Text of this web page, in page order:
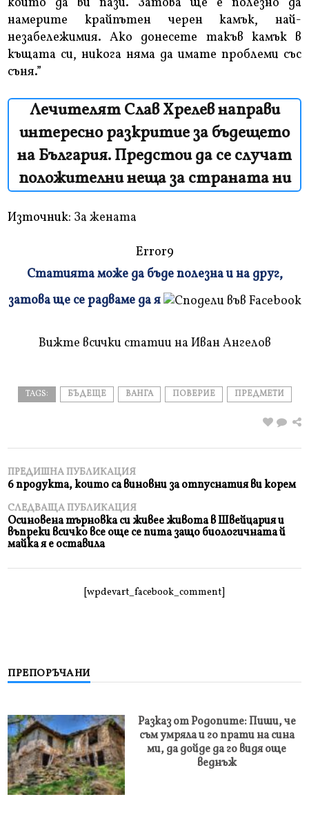
намерите крайпътен черен камък, най-
незабележимия. Ако донесете такъв камък в
къщата си, никога няма да имате проблеми със
съня.”
Лечителят Слав Хрелев направи
интересно разкритие за бъдещето
на България. Предстои да се случат
положителни неща за страната ни
Източник: За жената
Error9
и
Статията може да бъде полезна и на друг,
затова ще се радваме да я
Вижте всички статии на Иван Ангелов
TAGS: БЪДЕЩЕ ВАНГА ПОВЕРИЕ ПРЕДМЕТИ
ПРЕДИШНА ПУБЛИКАЦИЯ
6 продукта, които са виновни за отпуснатия ви корем
СЛЕДВАЩА ПУБЛИКАЦИЯ
Осиновена търновка си живее живота в Швейцария и
въпреки всичко все още се пита защо биологичната й
майка я е оставила
[wpdevart_facebook_comment]
ПРЕПОРЪЧАНИ
Разказ от Родопите: Пиши, че
съм умряла и го прати на сина
ми, да дойде да го видя още
веднъж